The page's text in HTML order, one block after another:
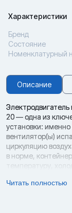
Характеристики
Бренд
Состояние
Номенклатурный
Описание
20 — одна из
установки:
вентилятор(ы)
циркуляцию
в норме,
температуру,
двигателя
Читать полностью